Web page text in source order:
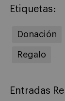
Etiquetas:
Donación
Regalo
Entradas